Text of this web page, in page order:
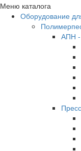
Меню каталога
Оборудование
АПН -